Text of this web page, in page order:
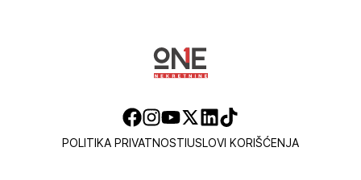
POLITIKA PRIVATNOSTIUSLOVI KORIŠĆENJA